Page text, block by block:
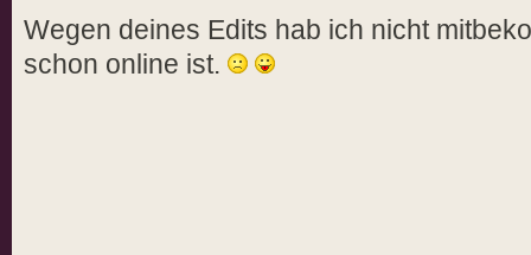
Wegen deines Edits hab ich nicht
schon online ist.